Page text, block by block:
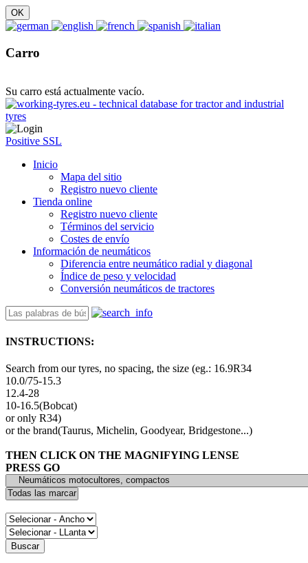
Carro
Su carro está actualmente vacío.
Positive SSL
Inicio
Mapa del sitio
Registro nuevo cliente
Tienda online
Registro nuevo cliente
Términos del servicio
Costes de envío
Información de neumáticos
Diferencia entre neumático radial y diagonal
Índice de peso y velocidad
Conversión neumáticos de tractores
INSTRUCTIONS:
Search from our tyres, no spacing, the size (eg.: 16.9R34
10.0/75-15.3
12.4-28
10-16.5(Bobcat)
or only R34)
or the brand(Taurus, Michelin, Goodyear, Bridgestone...)
THEN CLICK ON THE MAGNIFYING LENSE
PRESS GO